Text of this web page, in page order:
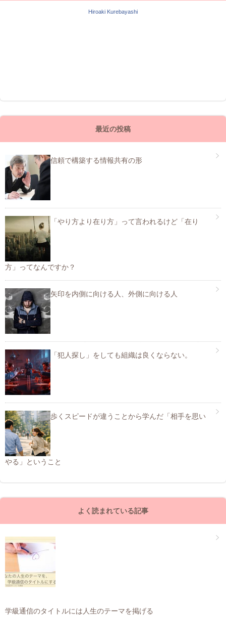
Hiroaki Kurebayashi
最近の投稿
信頼で構築する情報共有の形
「やり方より在り方」って言われるけど「在り
方」ってなんですか？
矢印を内側に向ける人、外側に向ける人
「犯人探し」をしても組織は良くならない。
歩くスピードが違うことから学んだ「相手を思い
やる」ということ
よく読まれている記事
学級通信のタイトルには人生のテーマを掲げる